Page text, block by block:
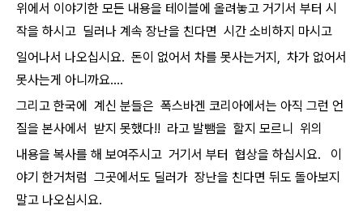
위에서 이야기한 모든 내용을 테이블에 올려놓고 거기서 부터 시
작을 하시고 딜러나 계속 장난을 친다면 시간 소비하지 마시고
일어나서 나오십시요. 돈이 없어서 차를 못사는거지, 차가 없어서
못사는게 아니까요....
그리고 한국에 계신 분들은 폭스바겐 코리아에서는 아직 그런 언
질을 본사에서 받지 못했다!! 라고 발뺌을 할지 모르니 위의
내용을 복사를 해 보여주시고 거기서 부터 협상을 하십시요. 이
야기 한거처럼 그곳에서도 딜러가 장난을 친다면 뒤도 돌아보지
말고 나오십시요.